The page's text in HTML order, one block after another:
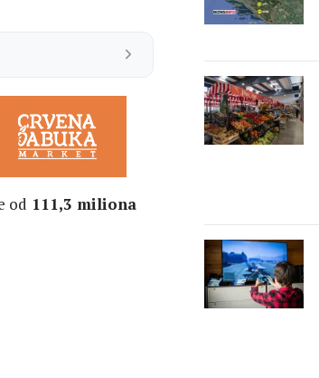
od 111,3 miliona